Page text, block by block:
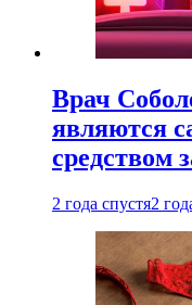
Врач
являются
средством
2 года спустя2